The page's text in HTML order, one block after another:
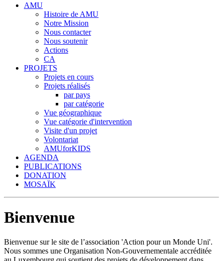
AMU
Histoire de AMU
Notre Mission
Nous contacter
Nous soutenir
Actions
CA
PROJETS
Projets en cours
Projets réalisés
par pays
par catégorie
Vue géographique
Vue catégorie d'intervention
Visite d'un projet
Volontariat
AMUforKIDS
AGENDA
PUBLICATIONS
DONATION
MOSAÏK
Bienvenue
Bienvenue sur le site de l’association 'Action pour un Monde Uni'.
Nous sommes une Organisation Non-Gouvernementale accréditée